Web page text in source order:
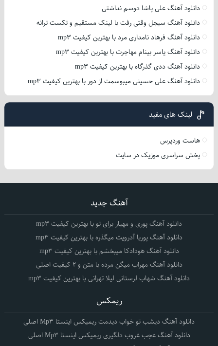
دانلود آهنگ علی پاشا دوسم نداشتی
دانلود آهنگ سیجل وقتی رفت با لینک مستقیم و تکست ترانه
دانلود آهنگ فرهاد نامداری مرد با بهترین کیفیت mp3
دانلود آهنگ یاسر بینام مهاجرت با بهترین کیفیت mp3
دانلود آهنگ ددی گذرگاه با بهترین کیفیت mp3
دانلود آهنگ علی حسینی میبوسمت از دور با بهترین کیفیت mp3
لینک های مفید
هاست وردپرس
پخش سراسری موزیک در سایت
آهنگ جدید
دانلود آهنگ پوری و مهیار برای تو با بهترین کیفیت mp3
دانلود آهنگ پوریا آدرویت میگذره با بهترین کیفیت mp3
دانلود آهنگ هودادکا میبخشم با بهترین کیفیت mp3
دانلود آهنگ مهراب میگن مرده با متن و 2 کیفیت اصلی
دانلود آهنگ شهاب لرستانی لیلا تهرانی با بهترین کیفیت mp3
ریمکس
دانلود آهنگ دیشب تو خواب دیدمت ریمیکس اینستا Mp3 اصلی
دانلود آهنگ عجب غروب دلگیری ریمیکس اینستا Mp3 اصلی